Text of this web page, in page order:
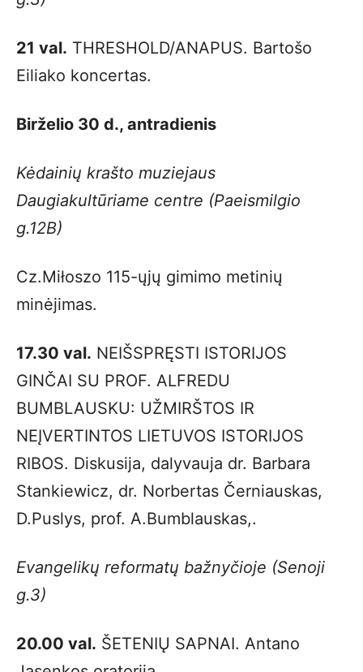
21 val. THRESHOLD/ANAPUS. Bartošo
Eiliako koncertas.
Birželio 30 d., antradienis
Kėdainių krašto muziejaus
Daugiakultūriame centre (Paeismilgio
g.12B)
Cz.Miłoszo 115-ųjų gimimo metinių
minėjimas.
17.30 val. NEIŠSPRĘSTI ISTORIJOS
GINČAI SU PROF. ALFREDU
BUMBLAUSKU: UŽMIRŠTOS IR
NEĮVERTINTOS LIETUVOS ISTORIJOS
RIBOS. Diskusija, dalyvauja dr. Barbara
Stankiewicz, dr. Norbertas Černiauskas,
D.Puslys, prof. A.Bumblauskas,.
Evangelikų reformatų bažnyčioje (Senoji
g.3)
20.00 val. ŠETENIŲ SAPNAI. Antano